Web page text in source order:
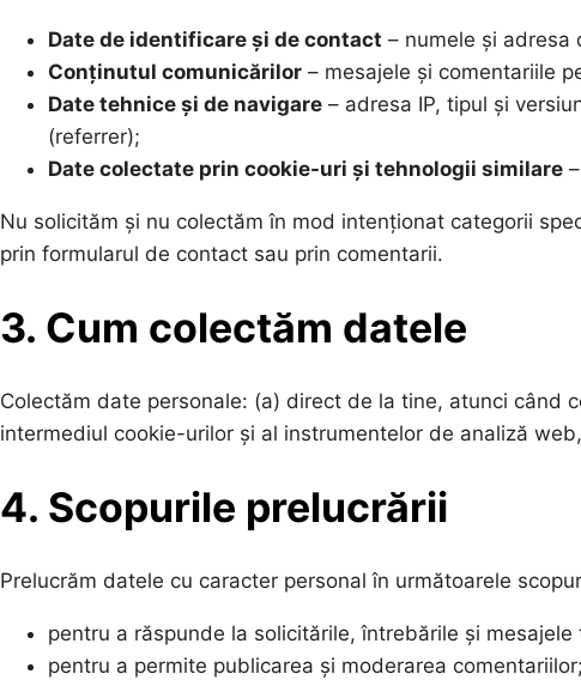
Date de identificare și de contact – numele și
Conținutul comunicărilor – mesajele și comentariile
Date tehnice și de navigare – adresa IP, tipul și
(referrer);
Date colectate prin cookie-uri și tehnologii similare
Nu solicităm și nu colectăm în mod intenționat categorii
prin formularul de contact sau prin comentarii.
3. Cum colectăm datele
Colectăm date personale: (a) direct de la tine, atunci când
intermediul cookie-urilor și al instrumentelor de analiză
4. Scopurile prelucrării
Prelucrăm datele cu caracter personal în următoarele
pentru a răspunde la solicitările, întrebările și
pentru a permite publicarea și moderarea comentariilor;